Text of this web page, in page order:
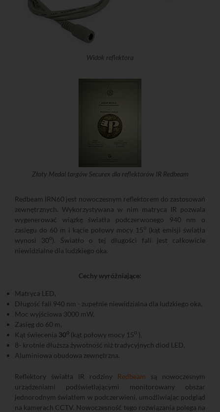
Widok reflektora
Złoty Medal targów Securex dla reflektorów IR Redbeam
Redbeam IRN60 jest nowoczesnym reflektorem do zastosowań
zewnętrznych. Wykorzystywana w nim matryca IR pozwala
wygenerować wiązkę światła podczerwonego 940 nm o
zasięgu do 60 m i kącie połowy mocy 15o (kąt emisji światła
wynosi 30o). Światło o tej długości fali jest całkowicie
niewidzialne dla ludzkiego oka.
Cechy wyróżniające:
Matryca LED,
Długość fali 940 nm - zupełnie niewidzialna dla ludzkiego oka,
Moc wyjściowa 3000 mW,
Zasięg do 60 m,
Kąt świecenia 30o (kąt połowy mocy 15o ),
8- krotnie dłuższa żywotność niż tradycyjnych diod LED,
Aluminiowa obudowa zewnętrzna.
Reflektory światła IR rodziny Redbeam są nowoczesnym
urządzeniami podświetlającymi monitorowany obszar
jednorodnym światłem w podczerwieni, umożliwiając podgląd
na kamerach CCTV. Nowoczesność tego rozwiązania polega na